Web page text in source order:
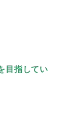
目指してい